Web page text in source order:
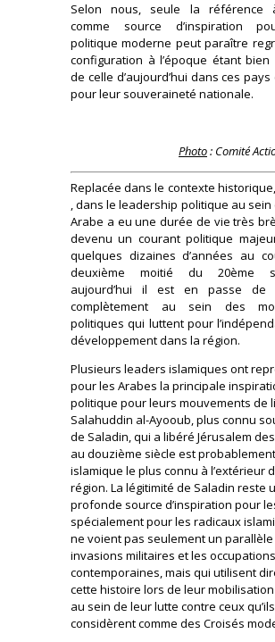
Selon nous, seule la référence
comme source d’inspiration
politique moderne peut paraître
configuration à l’époque étant
de celle d’aujourd’hui dans ces
pour leur souveraineté nationale.
Photo: Comité
Replacée dans le contexte historique,
, dans le leadership politique au sein
Arabe a eu une durée de vie très
devenu un courant politique
quelques dizaines d’années au
deuxième moitié du 20ème
aujourd’hui il est en passe de
complètement au sein des
politiques qui luttent pour
développement dans la région.
Plusieurs leaders islamiques ont
pour les Arabes la principale
politique pour leurs mouvements de
Salahuddin al-Ayooub, plus connu
de Saladin, qui a libéré Jérusalem
au douzième siècle est
islamique le plus connu à l’extérieur
région. La légitimité de Saladin reste
profonde source d’inspiration pour
spécialement pour les radicaux
ne voient pas seulement un parallèle
invasions militaires et les occupations
contemporaines, mais qui utilisent
cette histoire lors de leur
au sein de leur lutte contre ceux qu’ils
considèrent comme des Croisés